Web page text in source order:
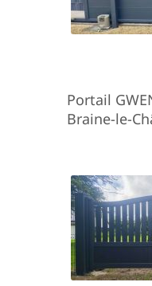
Portail
Braine-le-